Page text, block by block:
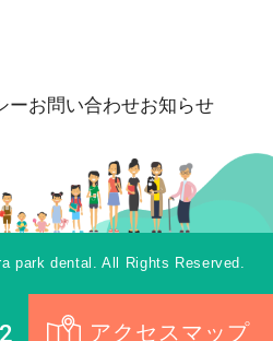
アクセスマップ
ーお問い合わせお知らせ
park dental. All Rights Reserved.